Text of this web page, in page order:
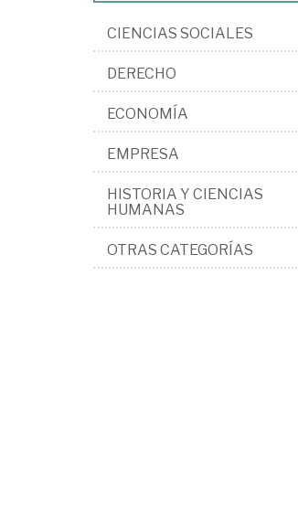
CIENCIAS SOCIALES
DERECHO
ECONOMÍA
EMPRESA
HISTORIA Y CIENCIAS
HUMANAS
OTRAS CATEGORÍAS